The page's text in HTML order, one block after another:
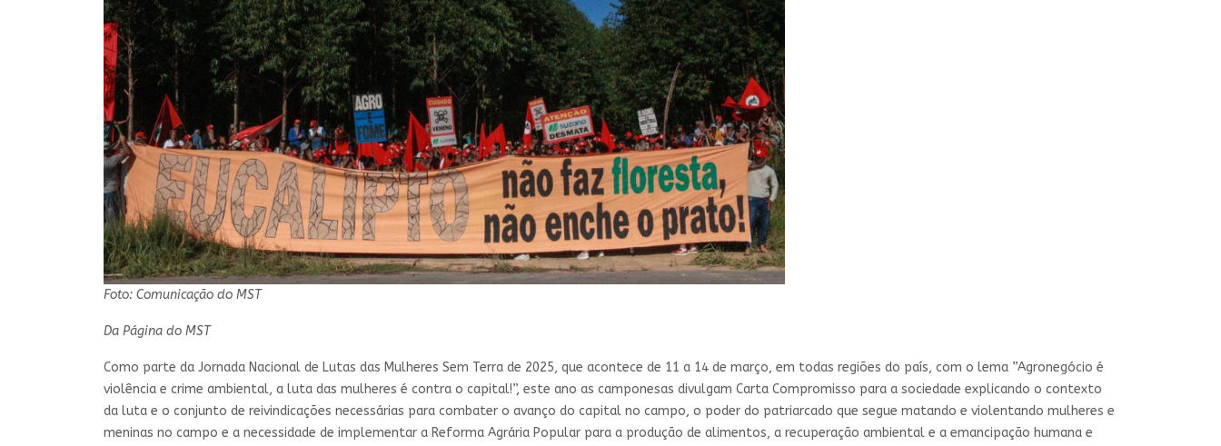
Foto: Comunicação do MST
Da Página do MST
Como parte da Jornada Nacional de Lutas das Mulheres Sem Terra de 2025, que acontece de 11 a 14 de março, em todas regiões do país, com o lema ”Agronegócio é
violência e crime ambiental, a luta das mulheres é contra o capital!”, este ano as camponesas divulgam Carta Compromisso para a sociedade explicando o contexto
da luta e o conjunto de reivindicações necessárias para combater o avanço do capital no campo, o poder do patriarcado que segue matando e violentando mulheres e
meninas no campo e a necessidade de implementar a Reforma Agrária Popular para a produção de alimentos, a recuperação ambiental e a emancipação humana e